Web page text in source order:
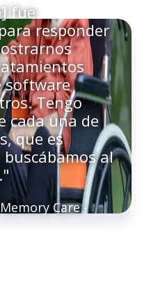
fue
responder
software
Tengo
cada una de
que es
al
Care -